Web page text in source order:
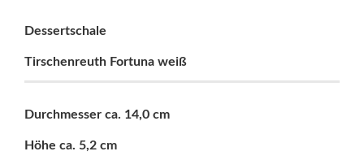
Dessertschale
Tirschenreuth Fortuna weiß
Durchmesser ca. 14,0 cm
Höhe ca. 5,2 cm